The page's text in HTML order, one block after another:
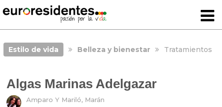
Estilo de vida Belleza y bienestar Tratamientos
Algas Marinas Adelgazar
Amparo Y Mariló, Marán